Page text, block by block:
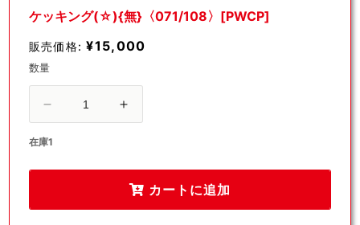
ィ
(1)
を
ケッキング(☆){無}〈071/108〉[PWCP]
販売価格: ¥15,000
数量
ッ
キ
ン
(☆)
ケ
ン
グ
(☆)
在庫1
カートに追加